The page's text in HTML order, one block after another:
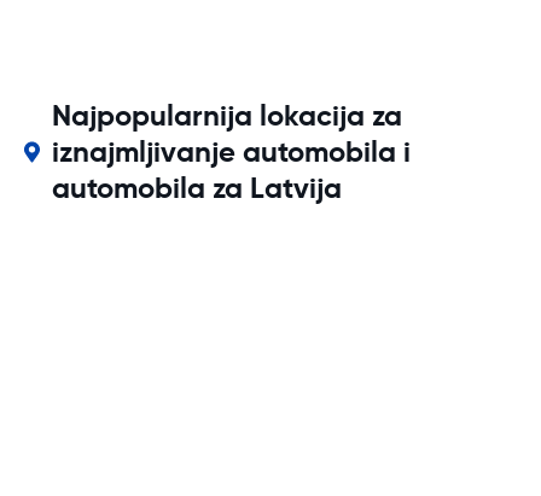
Najpopularnija lokacija za
iznajmljivanje automobila i
automobila za Latvija